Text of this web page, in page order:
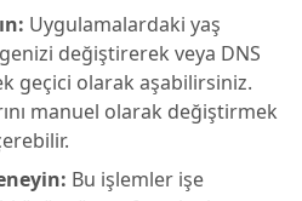
Uygulamalardaki yaş
değiştirerek veya DNS
geçici olarak aşabilirsiniz.
manuel olarak değiştirmek
Bu işlemler işe